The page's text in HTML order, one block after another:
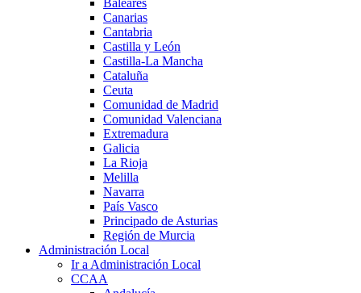
Canarias
Cantabria
Castilla y León
Castilla-La Mancha
Cataluña
Ceuta
Comunidad de Madrid
Comunidad Valenciana
Extremadura
Galicia
La Rioja
Melilla
Navarra
País Vasco
Principado de Asturias
Región de Murcia
Administración Local
Ir a Administración Local
CCAA